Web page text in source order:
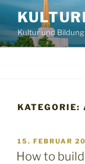
Zum
Inhalt
springenKultur und
KATEGORIE:
AM
15. FEBRUAR
How to